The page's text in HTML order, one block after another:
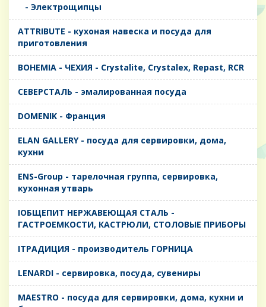
- Электрощипцы
ATTRIBUTE - кухоная навеска и посуда для
приготовления
BOHEMIA - ЧЕХИЯ - Crystalite, Crystalex, Repast, RCR
CЕВЕРСТАЛЬ - эмалированная посуда
DOMENIK - Франция
ELAN GALLERY - посуда для сервировки, дома,
кухни
ENS-Group - тарелочная группа, сервировка,
кухонная утварь
IОБЩЕПИТ НЕРЖАВЕЮЩАЯ СТАЛЬ -
ГАСТРОЕМКОСТИ, КАСТРЮЛИ, СТОЛОВЫЕ ПРИБОРЫ
IТРАДИЦИЯ - производитель ГОРНИЦА
LENARDI - сервировка, посуда, сувениры
MAESTRO - посуда для сервировки, дома, кухни и